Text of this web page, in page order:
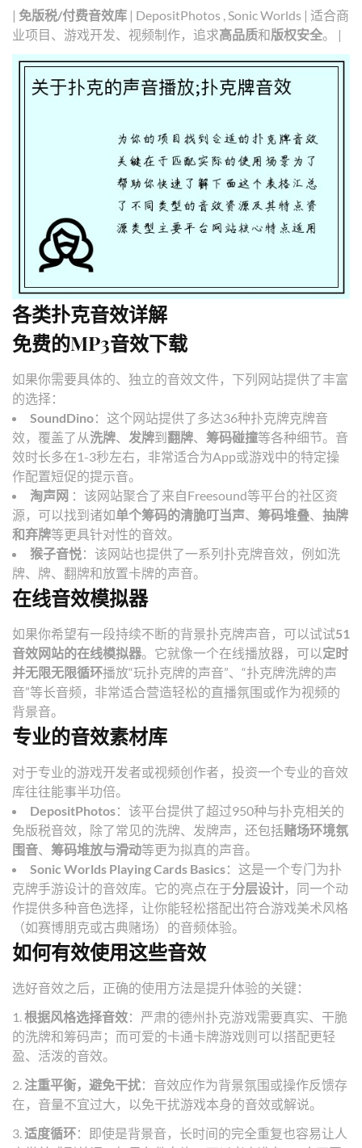
| 免版税/付费音效库 | DepositPhotos , Sonic Worlds | 适合商
业项目、游戏开发、视频制作，追求高品质和版权安全。 |
各类扑克音效详解
免费的MP3音效下载
如果你需要具体的、独立的音效文件，下列网站提供了丰富
的选择：
SoundDino：这个网站提供了多达36种扑克牌克牌音
效，覆盖了从洗牌、 发牌到翻牌、 筹码碰撞等各种细节。音
效时长多在1-3秒左右，非常适合为App或游戏中的特定操
作配置短促的提示音。
淘声网 ：该网站聚合了来自Freesound等平台的社区资
源，可以找到诸如单个筹码的清脆叮当声、 筹码堆叠、 抽牌
和弃牌等更具针对性的音效。
猴子音悦：该网站也提供了一系列扑克牌音效，例如洗
牌、牌、翻牌和放置卡牌的声音。
在线音效模拟器
如果你希望有一段持续不断的背景扑克牌声音，可以试试51
音效网站的在线模拟器。它就像一个在线播放器，可以定时
并无限无限循环播放“玩扑克牌的声音”、“扑克牌洗牌的声
音”等长音频，非常适合营造轻松的直播氛围或作为视频的
背景音。
专业的音效素材库
对于专业的游戏开发者或视频创作者，投资一个专业的音效
库往往能事半功倍。
DepositPhotos：该平台提供了超过950种与扑克相关的
免版税音效，除了常见的洗牌、发牌声，还包括赌场环境氛
围音、 筹码堆放与滑动等更为拟真的声音。
Sonic Worlds Playing Cards Basics：这是一个专门为扑
克牌手游设计的音效库。它的亮点在于分层设计，同一个动
作提供多种音色选择，让你能轻松搭配出符合游戏美术风格
（如赛博朋克或古典赌场）的音频体验。
如何有效使用这些音效
选好音效之后，正确的使用方法是提升体验的关键：
1.根据风格选择音效：严肃的德州扑克游戏需要真实、干脆
的洗牌和筹码声；而可爱的卡通卡牌游戏则可以搭配更轻
盈、活泼的音效。
2. 注重平衡，避免干扰：音效应作为背景氛围或操作反馈存
在，音量不宜过大，以免干扰游戏本身的音效或解说。
3.适度循环：即使是背景音，长时间的完全重复也容易让人